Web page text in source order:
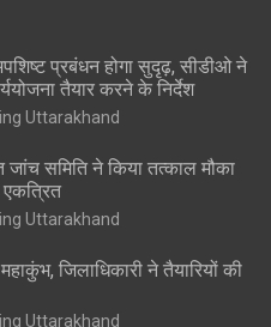
प्रबंधन होगा सुदृढ़, सीडीओ ने
तैयार करने के निर्देश
Uttarakhand
जांच समिति ने किया तत्काल मौका
Uttarakhand
जिलाधिकारी ने तैयारियों की
Uttarakhand